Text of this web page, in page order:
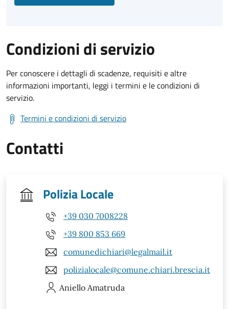
Condizioni di servizio
Per conoscere i dettagli di scadenze, requisiti e altre
informazioni importanti, leggi i termini e le condizioni di
servizio.
Termini e condizioni di servizio
Contatti
Polizia Locale
+39 030 7008228
+39 800 853 669
comunedichiari@legalmail.it
polizialocale@comune.chiari.brescia.it
Aniello Amatruda